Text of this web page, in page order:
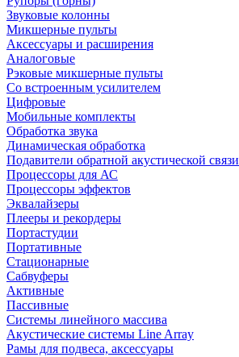
Звуковые колонны
Микшерные пульты
Аксессуары и расширения
Аналоговые
Рэковые микшерные пульты
Со встроенным усилителем
Цифровые
Мобильные комплекты
Обработка звука
Динамическая обработка
Подавители обратной акустической связи
Процессоры для АС
Процессоры эффектов
Эквалайзеры
Плееры и рекордеры
Портастудии
Портативные
Стационарные
Сабвуферы
Активные
Пассивные
Системы линейного массива
Акустические системы Line Array
Рамы для подвеса, аксессуары